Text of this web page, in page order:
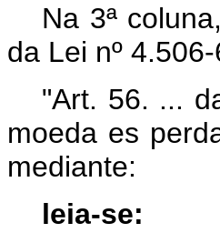
Na 3ª
da Lei nº
"Art. 56. ...
moeda es
mediante:
leia-se: